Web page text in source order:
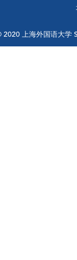
2020 上海外国语大学